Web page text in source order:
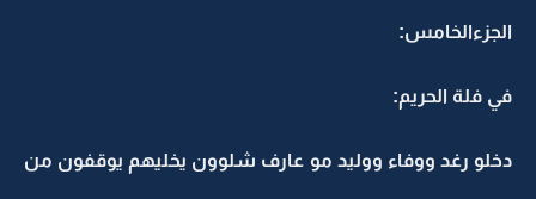
الجزءالخامس:
في فلة الحريم:
دخلو رغد ووفاء ووليد مو عارف شلوون يخليهم يوقفون من